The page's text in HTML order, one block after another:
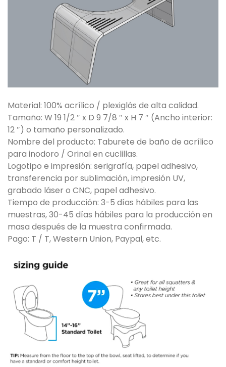
Material: 100% acrílico / plexiglás de alta calidad.
Tamaño: W 19 1/2 ″ x D 9 7/8 ″ x H 7 ″ (Ancho interior:
12 ″) o tamaño personalizado.
Nombre del producto: Taburete de baño de acrílico
para inodoro / Orinal en cuclillas.
Logotipo e impresión: serigrafía, papel adhesivo,
transferencia por sublimación, impresión UV,
grabado láser o CNC, papel adhesivo.
Tiempo de producción: 3-5 días hábiles para las
muestras, 30-45 días hábiles para la producción en
masa después de la muestra confirmada.
Pago: T / T, Western Union, Paypal, etc.